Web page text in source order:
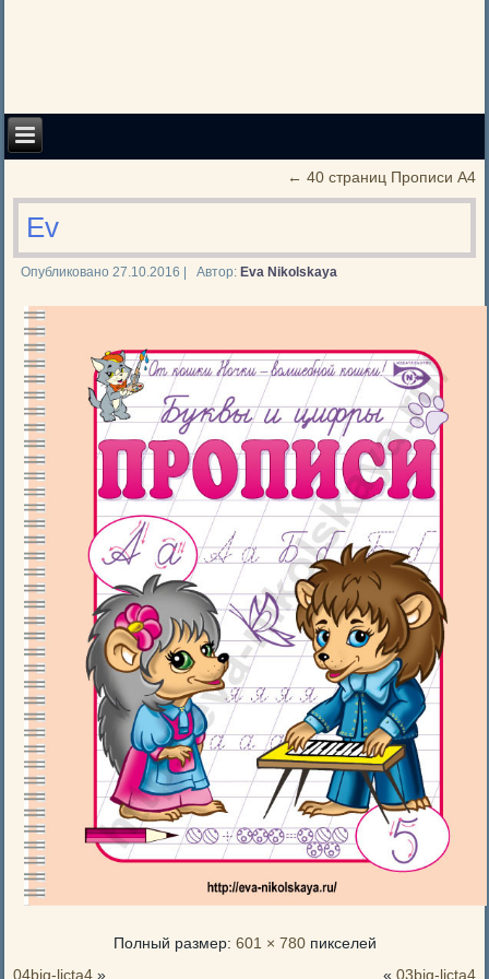
← 40 страниц Прописи А4
Ev
Опубликовано 27.10.2016 Автор: Eva Nikolskaya
Полный размер: 601 × 780пикселей
04big-licta4 » « 03big-licta4